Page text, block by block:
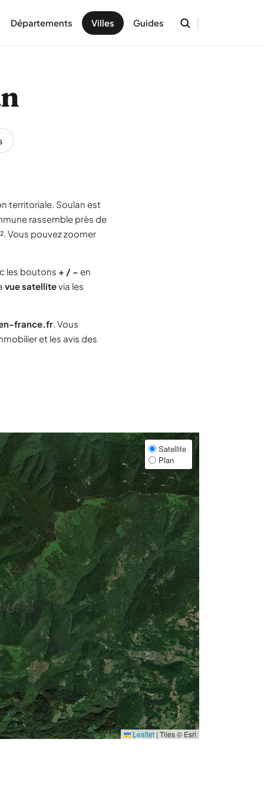
Départements Villes Guides
territoriale. Soulan est
rassemble près de
Vous pouvez zoomer
les boutons + / − en
vue satellitevia les
france.fr. Vous
et les avis des
Satellite
Plan
Leaflet | Tiles © Esri